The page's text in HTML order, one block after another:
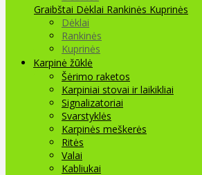
Graibštai Dėklai Rankinės Kuprinės
Dėklai
Rankinės
Kuprinės
Karpinė žūklė
Šėrimo raketos
Karpiniai stovai ir laikikliai
Signalizatoriai
Svarstyklės
Karpinės meškerės
Ritės
Valai
Kabliukai